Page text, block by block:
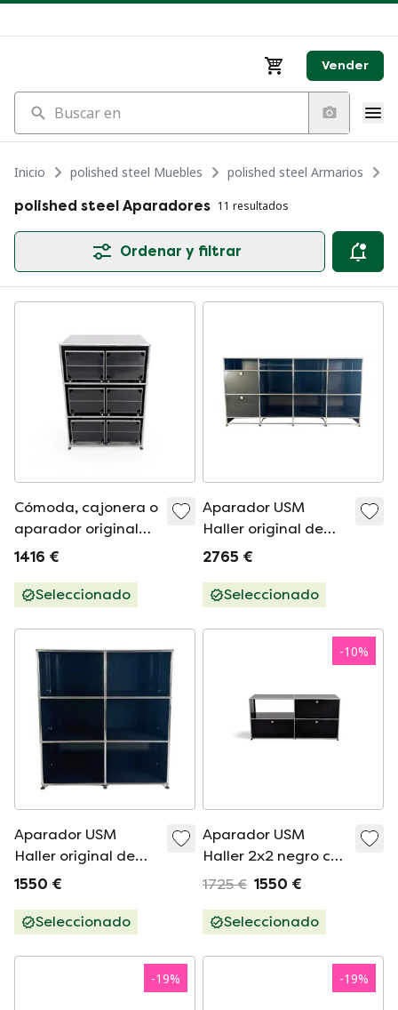
Vender
Buscar en
Inicio polished steel Muebles polished steel Armarios
polished steel Aparadores 11 resultados
Ordenar y filtrar
Cómoda, cajonera o
aparador original
USM Haller.
1416 €
Seleccionado
Aparador USM
Haller original de
4x4 con cajones y
negro.
2765 €
Seleccionado
Aparador USM
Haller original de
2x3 con cajones y
negro.
1550 €
Seleccionado
-10%
Aparador USM
Haller 2x2 negro con
3 puertas y cajones.
1725 € 1550 €
Seleccionado
-19% -19%